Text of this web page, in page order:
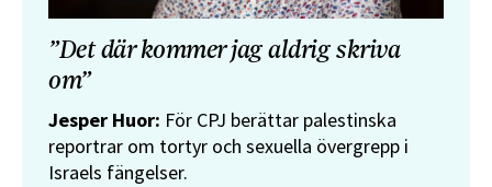
”Det där kommer jag aldrig skriva
om”
Jesper Huor: För CPJ berättar palestinska
reportrar om tortyr och sexuella övergrepp i
Israels fängelser.